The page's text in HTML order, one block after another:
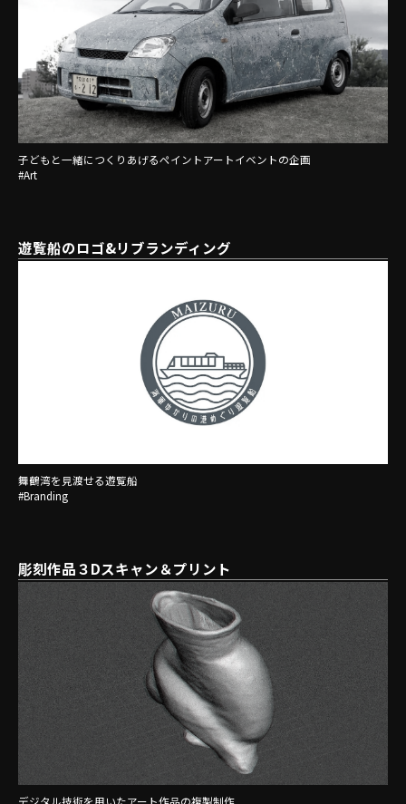
子どもと一緒につくりあげるペイントアートイベントの企画
#Art
遊覧船のロゴ&リブランディング
舞鶴湾を見渡せる遊覧船
#Branding
彫刻作品３Dスキャン＆プリント